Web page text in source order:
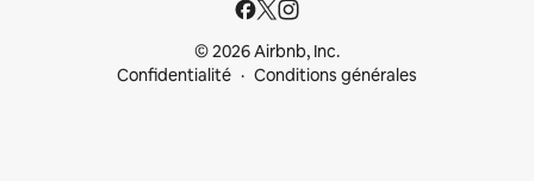
© 2026 Airbnb, Inc.
Confidentialité
Conditions générales